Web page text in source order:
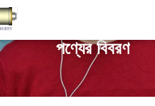
পণ্যের বিবরণ